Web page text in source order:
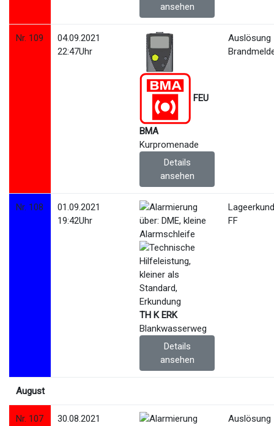
ansehen
Nr. 109
04.09.2021
22:47Uhr
FEU
BMA
Kurpromenade
Details
ansehen
Auslösung
Nr. 108
01.09.2021
19:42Uhr
TH K ERK
Blankwasserweg
Details
ansehen
FF
August
Nr. 107
30.08.2021
Auslösung